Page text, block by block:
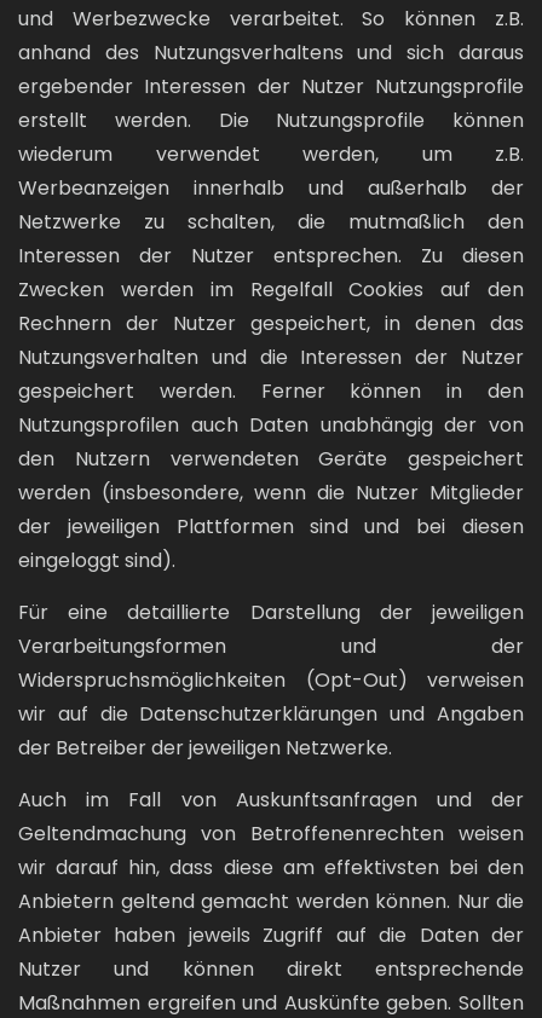
und Werbezwecke verarbeitet. So können z.B.
anhand des Nutzungsverhaltens und sich daraus
ergebender Interessen der Nutzer Nutzungsprofile
erstellt werden. Die Nutzungsprofile können
wiederum verwendet werden, um z.B.
Werbeanzeigen innerhalb und außerhalb der
Netzwerke zu schalten, die mutmaßlich den
Interessen der Nutzer entsprechen. Zu diesen
Zwecken werden im Regelfall Cookies auf den
Rechnern der Nutzer gespeichert, in denen das
Nutzungsverhalten und die Interessen der Nutzer
gespeichert werden. Ferner können in den
Nutzungsprofilen auch Daten unabhängig der von
den Nutzern verwendeten Geräte gespeichert
werden (insbesondere, wenn die Nutzer Mitglieder
der jeweiligen Plattformen sind und bei diesen
eingeloggt sind).
Für eine detaillierte Darstellung der jeweiligen
Verarbeitungsformen und der
Widerspruchsmöglichkeiten (Opt-Out) verweisen
wir auf die Datenschutzerklärungen und Angaben
der Betreiber der jeweiligen Netzwerke.
Auch im Fall von Auskunftsanfragen und der
Geltendmachung von Betroffenenrechten weisen
wir darauf hin, dass diese am effektivsten bei den
Anbietern geltend gemacht werden können. Nur die
Anbieter haben jeweils Zugriff auf die Daten der
Nutzer und können direkt entsprechende
Maßnahmen ergreifen und Auskünfte geben. Sollten